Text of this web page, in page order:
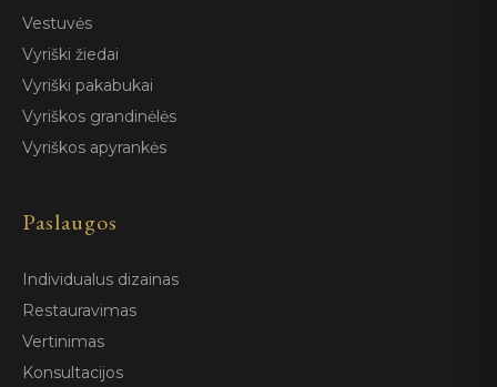
Vestuvės
Vyriški žiedai
Vyriški pakabukai
Vyriškos grandinėlės
Vyriškos apyrankės
Paslaugos
Individualus dizainas
Restauravimas
Vertinimas
Konsultacijos